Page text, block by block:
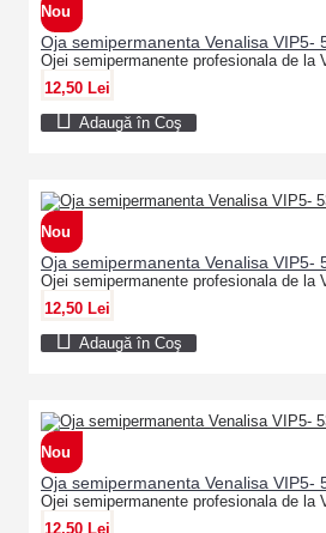
Nou
Oja semipermanenta Venalisa VIP5-
Ojei semipermanente profesionala de la
12,50 Lei
Adaugă în Coş
Nou
Oja semipermanenta Venalisa VIP5-
Ojei semipermanente profesionala de la
12,50 Lei
Adaugă în Coş
Nou
Oja semipermanenta Venalisa VIP5-
Ojei semipermanente profesionala de la
12,50 Lei